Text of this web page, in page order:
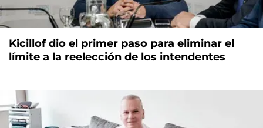
Kicillof dio el primer paso para eliminar el
límite a la reelección de los intendentes